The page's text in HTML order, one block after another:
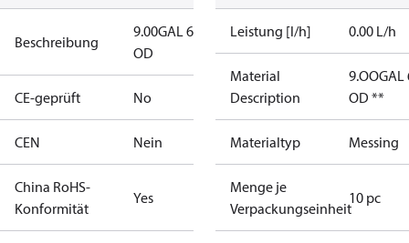
Beschreibung
9.00GAL 60S
OD
CE-geprüft No
CEN Nein
China RoHS-
Konformität
Yes
Leistung [l/h] 0.00 L/h
Material
Description
9.OOGAL
OD **
Materialtyp Messing
Menge je
Verpackungseinheit
10 pc